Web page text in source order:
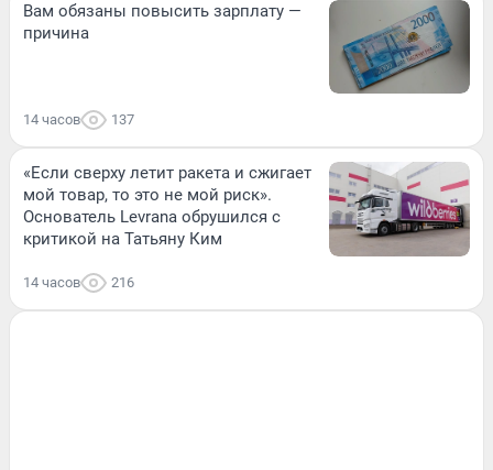
Вам обязаны повысить зарплату —
причина
14 часов 137
«Если сверху летит ракета и сжигает
мой товар, то это не мой риск».
Основатель Levrana обрушился с
критикой на Татьяну Ким
14 часов 216